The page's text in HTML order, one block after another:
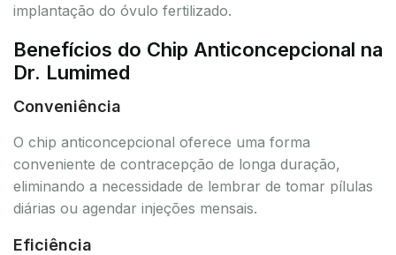
implantação do óvulo fertilizado.
Benefícios do Chip Anticoncepcional na
Dr. Lumimed
Conveniência
O chip anticoncepcional oferece uma forma
conveniente de contracepção de longa duração,
eliminando a necessidade de lembrar de tomar pílulas
diárias ou agendar injeções mensais.
Eficiência